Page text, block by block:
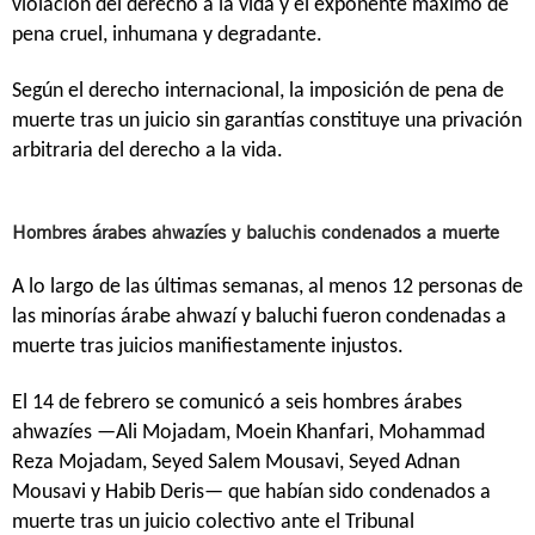
violación del derecho a la vida y el exponente máximo de
pena cruel, inhumana y degradante.
Según el derecho internacional, la imposición de pena de
muerte tras un juicio sin garantías constituye una privación
arbitraria del derecho a la vida.
Hombres árabes ahwazíes y baluchis condenados a muerte
A lo largo de las últimas semanas, al menos 12 personas de
las minorías árabe ahwazí y baluchi fueron condenadas a
muerte tras juicios manifiestamente injustos.
El 14 de febrero se comunicó a seis hombres árabes
ahwazíes —Ali Mojadam, Moein Khanfari, Mohammad
Reza Mojadam, Seyed Salem Mousavi, Seyed Adnan
Mousavi y Habib Deris— que habían sido condenados a
muerte tras un juicio colectivo ante el Tribunal